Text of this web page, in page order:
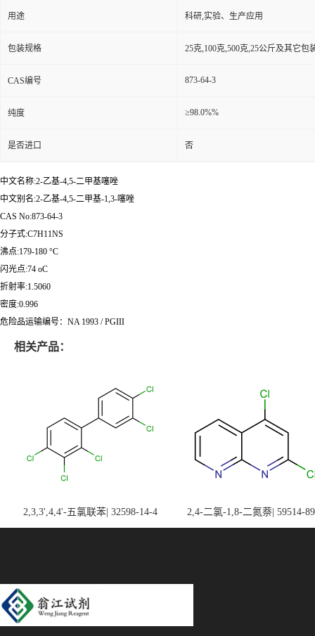
用途 科研,实验、生产应用
包装规格 25克,100克,500克,25公斤及其它包
CAS编号 873-64-3
纯度 ≥98.0%%
是否进口 否
中文名称:2-乙基-4,5-二甲基噻唑
中文别名:2-乙基-4,5-二甲基-1,3-噻唑
CAS No:873-64-3
分子式:C7H11NS
沸点:179-180 °C
闪光点:74 oC
折射率:1.5060
密度:0.996
危险品运输编号：NA 1993 / PGIII
相关产品：
2,3,3',4,4'-五氯联苯| 32598-14-4 2,4-二氯-1,8-二氮萘| 59514-